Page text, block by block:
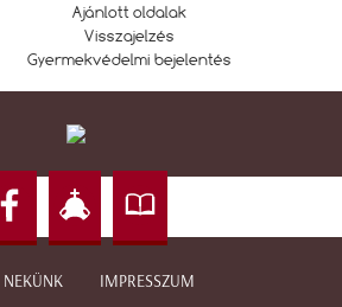
Ajánlott oldalak
Visszajelzés
Gyermekvédelmi bejelentés
NEKÜNK IMPRESSZUM